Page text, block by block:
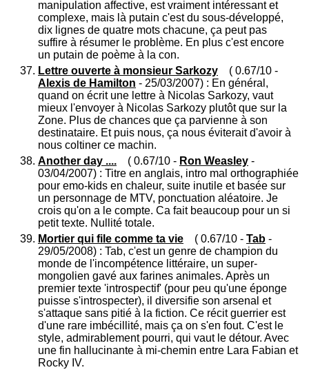
manipulation affective, est vraiment intéressant et
complexe, mais là putain c'est du sous-développé,
dix lignes de quatre mots chacune, ça peut pas
suffire à résumer le problème. En plus c'est encore
un putain de poème à la con.
Lettre ouverte à monsieur Sarkozy ( 0.67/10 -
Alexis de Hamilton - 25/03/2007) : En général,
quand on écrit une lettre à Nicolas Sarkozy, vaut
mieux l'envoyer à Nicolas Sarkozy plutôt que sur la
Zone. Plus de chances que ça parvienne à son
destinataire. Et puis nous, ça nous éviterait d'avoir à
nous coltiner ce machin.
Another day .... ( 0.67/10 - Ron Weasley -
03/04/2007) : Titre en anglais, intro mal orthographiée
pour emo-kids en chaleur, suite inutile et basée sur
un personnage de MTV, ponctuation aléatoire. Je
crois qu'on a le compte. Ca fait beaucoup pour un si
petit texte. Nullité totale.
Mortier qui file comme ta vie ( 0.67/10 - Tab -
29/05/2008) : Tab, c'est un genre de champion du
monde de l'incompétence littéraire, un super-
mongolien gavé aux farines animales. Après un
premier texte 'introspectif' (pour peu qu'une éponge
puisse s'introspecter), il diversifie son arsenal et
s'attaque sans pitié à la fiction. Ce récit guerrier est
d'une rare imbécillité, mais ça on s'en fout. C'est le
style, admirablement pourri, qui vaut le détour. Avec
une fin hallucinante à mi-chemin entre Lara Fabian et
Rocky IV.